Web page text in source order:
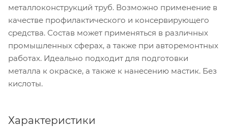
металлоконструкций труб. Возможно применение в
качестве профилактического и консервирующего
средства. Состав может применяться в различных
промышленных сферах, а также при авторемонтных
работах. Идеально подходит для подготовки
металла к окраске, а также к нанесению мастик. Без
кислоты.
Характеристики